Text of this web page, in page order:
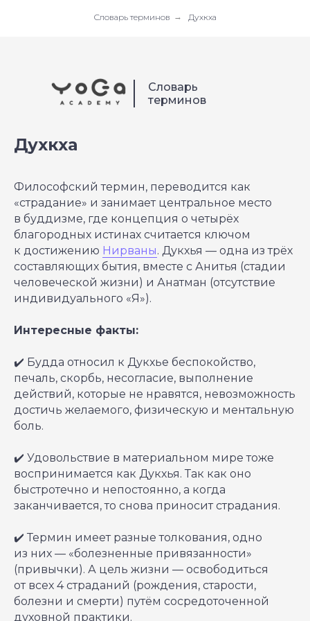
Словарь терминов → Духкха
Словарь
терминов
Духкха
Философский термин, переводится как
«страдание» и занимает центральное место
в буддизме, где концепция о четырёх
благородных истинах считается ключом
к достижению Нирваны. Дукхья — одна из трёх
составляющих бытия, вместе с Анитья (стадии
человеческой жизни) и Анатман (отсутствие
индивидуального «Я»).
Интересные факты:
✔️ Будда относил к Дукхье беспокойство,
печаль, скорбь, несогласие, выполнение
действий, которые не нравятся, невозможность
достичь желаемого, физическую и ментальную
боль.
✔️ Удовольствие в материальном мире тоже
воспринимается как Дукхья. Так как оно
быстротечно и непостоянно, а когда
заканчивается, то снова приносит страдания.
✔️ Термин имеет разные толкования, одно
из них — «болезненные привязанности»
(привычки). А цель жизни — освободиться
от всех 4 страданий (рождения, старости,
болезни и смерти) путём сосредоточенной
духовной практики.